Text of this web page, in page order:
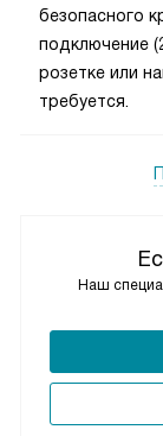
Наш
безопасного
подключение
розетке или
требуется.